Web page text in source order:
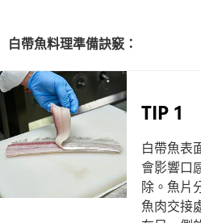
白帶魚料理準備訣竅：
TIP 1
白帶魚表
會影響口
除。魚片
魚肉交接